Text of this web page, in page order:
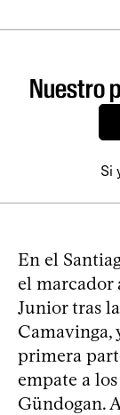
Nuestro
Si
En el
el marcador
Junior tras
Camavinga,
primera
empate a
Gündogan.